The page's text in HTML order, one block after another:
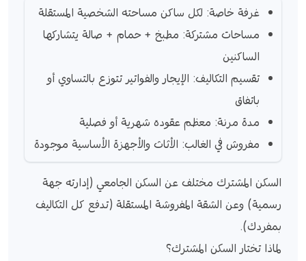
غرفة خاصة: لكل ساكن مساحته الشخصية المستقلة
مساحات مشتركة: مطبخ + حمام + صالة يتشاركها
الساكنين
تقسيم التكاليف: الإيجار والفواتير تتوزع بالتساوي أو
باتفاق
مدة مرنة: معظم عقوده شهرية أو فصلية
مفروش في الغالب: الأثاث والأجهزة الأساسية موجودة
السكن المشترك مختلف عن السكن الجامعي (إدارته جهة
رسمية) وعن الشقة المفروشة المستقلة (تدفع كل التكاليف
بمفردك).
لماذا تختار السكن المشترك؟